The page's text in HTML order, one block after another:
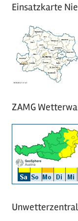
Einsatzkarte
ZAMG